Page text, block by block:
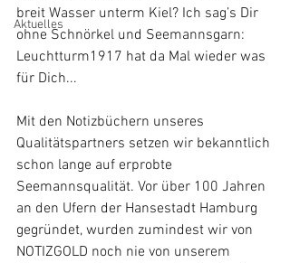
Aktuelles
breit Wasser unterm Kiel? Ich sag’s Dir
ohne Schnörkel und Seemannsgarn:
Leuchtturm1917 hat da Mal wieder was
für Dich...
Mit den Notizbüchern unseres
Qualitätspartners setzen wir bekanntlich
schon lange auf erprobte
Seemannsqualität. Vor über 100 Jahren
an den Ufern der Hansestadt Hamburg
gegründet, wurden zumindest wir von
NOTIZGOLD noch nie von unserem